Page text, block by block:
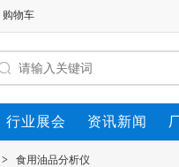
购物车
行业展会 资讯新闻
> 食用油品分析仪